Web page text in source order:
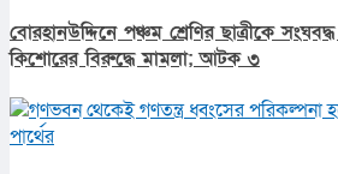
বোরহানউদ্দিনে পঞ্চম শ্রেণির ছাত্রীকে
কিশোরের বিরুদ্ধে মামলা; আটক ৩